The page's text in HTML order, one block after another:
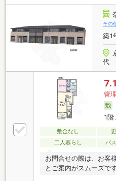
その
築1
代
管
1階
敷金なし
二人暮らし
バ
お問合せの際は、お客
とご案内がスムーズです